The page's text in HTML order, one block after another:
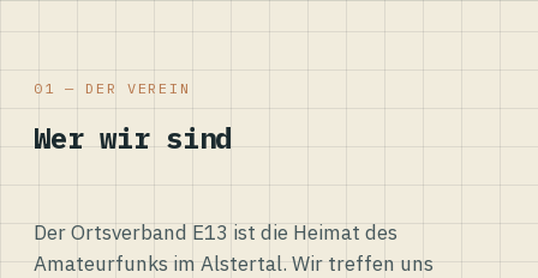
01 — DER VEREIN
Wer wir sind
Der Ortsverband E13 ist die Heimat des
Amateurfunks im Alstertal. Wir treffen uns